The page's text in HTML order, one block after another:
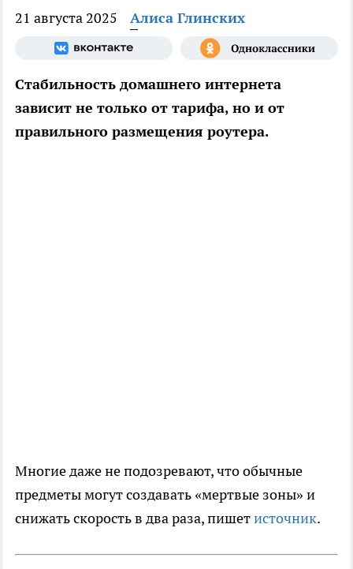
21 августа 2025 Алиса Глинских
Стабильность домашнего интернета
зависит не только от тарифа, но и от
правильного размещения роутера.
Многие даже не подозревают, что обычные
предметы могут создавать «мертвые зоны» и
снижать скорость в два раза, пишетисточник.